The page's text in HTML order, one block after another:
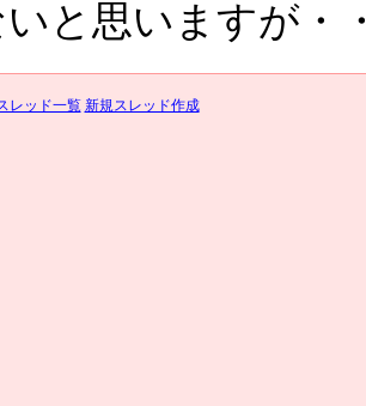
と思いますが・
レッド一覧 新規スレッド作成